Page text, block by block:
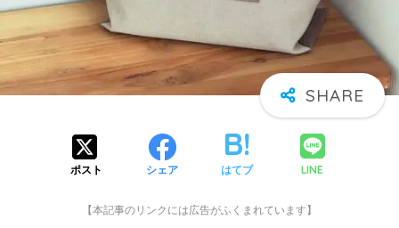
ポスト シェア はてブ LINE
【本記事のリンクには広告がふくまれています】